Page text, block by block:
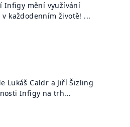
Infigy mění využívání
každodenním životě! ...
Lukáš Caldr a Jiří Šizling
Infigy na trh...